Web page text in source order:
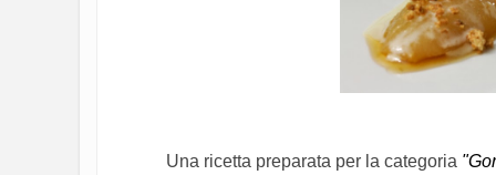
Una ricetta preparata per la categoria